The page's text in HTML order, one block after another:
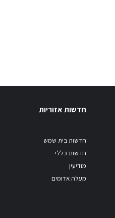
חדשות אזוריות
חדשות בית שמש
חדשות כללי
מודיעין
מעלה אדומים